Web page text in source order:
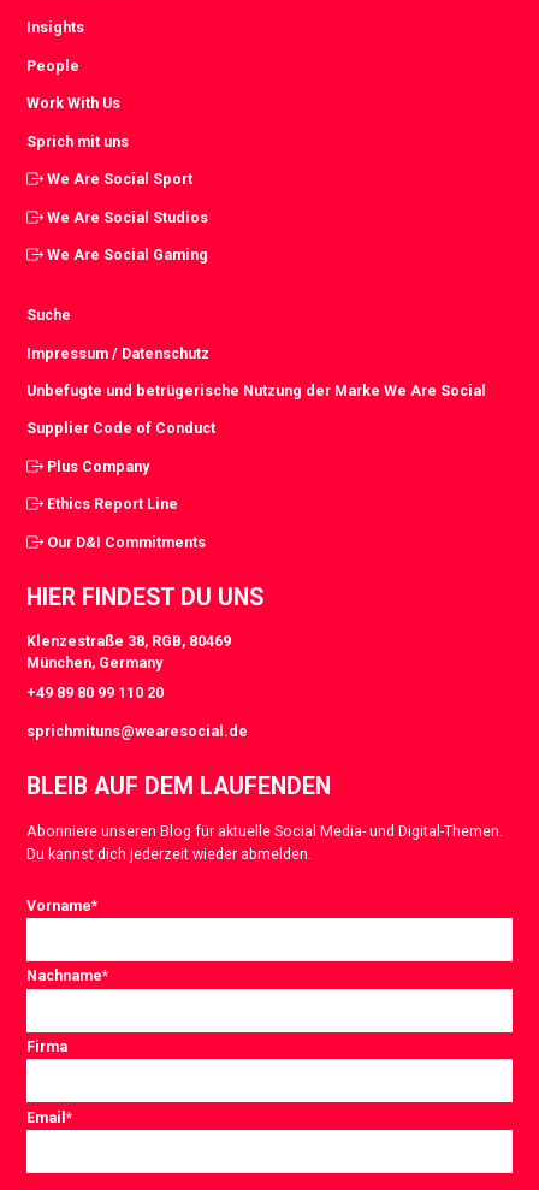
Insights
People
Work With Us
Sprich mit uns
We Are Social Sport
We Are Social Studios
We Are Social Gaming
Suche
Impressum / Datenschutz
Unbefugte und betrügerische Nutzung der Marke We Are Social
Supplier Code of Conduct
Plus Company
Ethics Report Line
Our D&I Commitments
HIER FINDEST DU UNS
Klenzestraße 38, RGB, 80469
München, Germany
+49 89 80 99 110 20
sprichmituns@wearesocial.de
BLEIB AUF DEM LAUFENDEN
Abonniere unseren Blog für aktuelle Social Media- und Digital-Themen.
Du kannst dich jederzeit wieder abmelden.
Vorname*
Nachname*
Firma
Email*